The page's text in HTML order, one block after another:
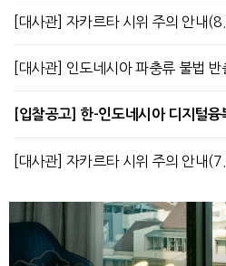
[대사관] 자카르타 시위 주의 안내
[대사관] 인도네시아 파충류 불법
[입찰공고] 한-인도네시아 디지털융
[대사관] 자카르타 시위 주의 안내